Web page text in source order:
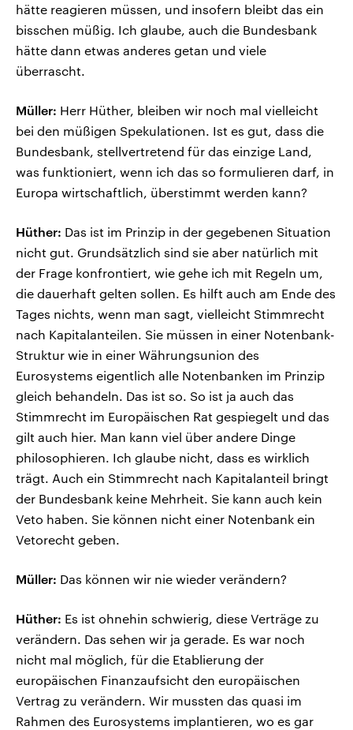
hätte reagieren müssen, und insofern bleibt das ein
bisschen müßig. Ich glaube, auch die Bundesbank
hätte dann etwas anderes getan und viele
überrascht.
Müller: Herr Hüther, bleiben wir noch mal vielleicht
bei den müßigen Spekulationen. Ist es gut, dass die
Bundesbank, stellvertretend für das einzige Land,
was funktioniert, wenn ich das so formulieren darf, in
Europa wirtschaftlich, überstimmt werden kann?
Hüther: Das ist im Prinzip in der gegebenen Situation
nicht gut. Grundsätzlich sind sie aber natürlich mit
der Frage konfrontiert, wie gehe ich mit Regeln um,
die dauerhaft gelten sollen. Es hilft auch am Ende des
Tages nichts, wenn man sagt, vielleicht Stimmrecht
nach Kapitalanteilen. Sie müssen in einer Notenbank-
Struktur wie in einer Währungsunion des
Eurosystems eigentlich alle Notenbanken im Prinzip
gleich behandeln. Das ist so. So ist ja auch das
Stimmrecht im Europäischen Rat gespiegelt und das
gilt auch hier. Man kann viel über andere Dinge
philosophieren. Ich glaube nicht, dass es wirklich
trägt. Auch ein Stimmrecht nach Kapitalanteil bringt
der Bundesbank keine Mehrheit. Sie kann auch kein
Veto haben. Sie können nicht einer Notenbank ein
Vetorecht geben.
Müller: Das können wir nie wieder verändern?
Hüther: Es ist ohnehin schwierig, diese Verträge zu
verändern. Das sehen wir ja gerade. Es war noch
nicht mal möglich, für die Etablierung der
europäischen Finanzaufsicht den europäischen
Vertrag zu verändern. Wir mussten das quasi im
Rahmen des Eurosystems implantieren, wo es gar